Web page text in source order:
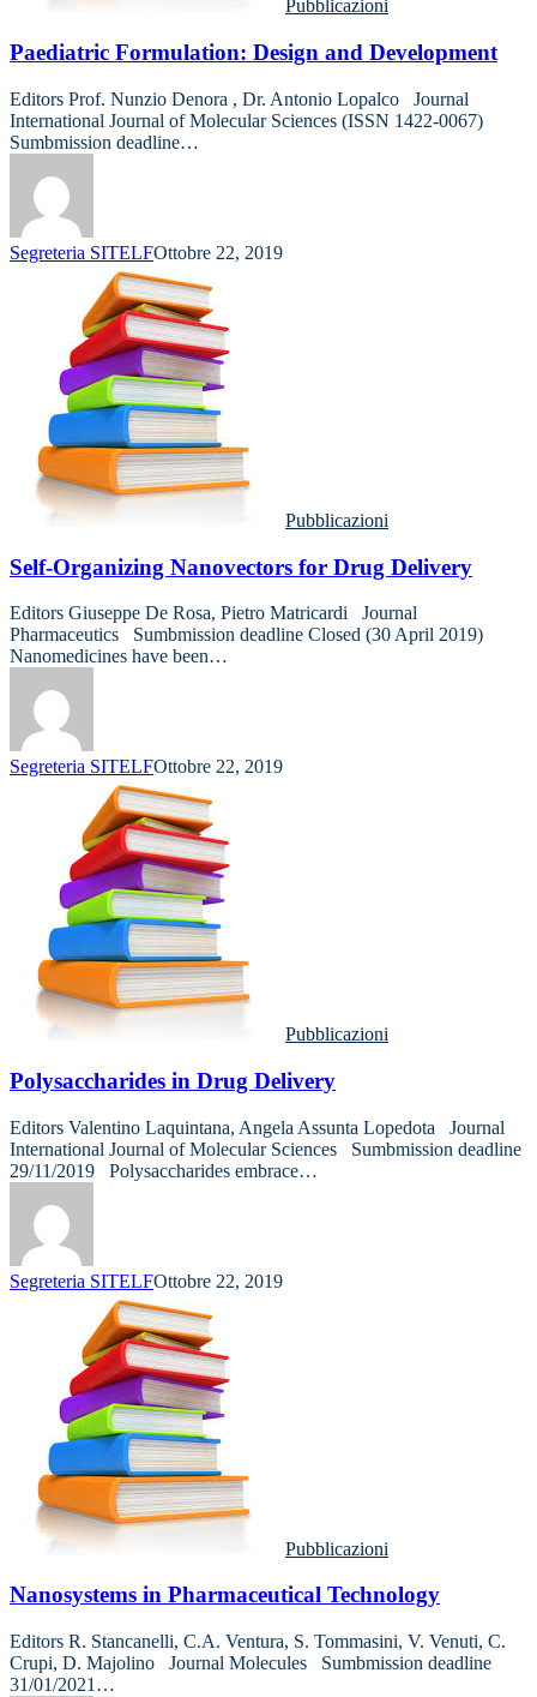
Pubblicazioni
Paediatric Formulation: Design and Development
Editors Prof. Nunzio Denora , Dr. Antonio Lopalco Journal
International Journal of Molecular Sciences (ISSN 1422-0067)
Sumbmission deadline…
Segreteria SITELFOttobre 22, 2019
Pubblicazioni
Self-Organizing Nanovectors for Drug Delivery
Editors Giuseppe De Rosa, Pietro Matricardi Journal
Pharmaceutics Sumbmission deadline Closed (30 April 2019)
Nanomedicines have been…
Segreteria SITELFOttobre 22, 2019
Pubblicazioni
Polysaccharides in Drug Delivery
Editors Valentino Laquintana, Angela Assunta Lopedota Journal
International Journal of Molecular Sciences Sumbmission deadline
29/11/2019 Polysaccharides embrace…
Segreteria SITELFOttobre 22, 2019
Pubblicazioni
Nanosystems in Pharmaceutical Technology
Editors R. Stancanelli, C.A. Ventura, S. Tommasini, V. Venuti, C.
Crupi, D. Majolino Journal Molecules Sumbmission deadline
31/01/2021…